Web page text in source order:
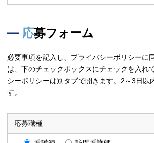
応募フォーム
必要事項を記入し、プライバシーポリシーに
は、下のチェックボックスにチェックを入れ
シーポリシーは別タブで開きます。2～3日以
す。
応募職種